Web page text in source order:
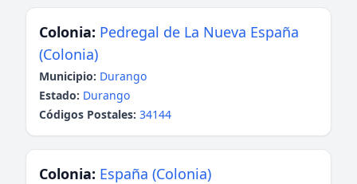
Colonia: Pedregal de La Nueva España
(Colonia)
Municipio: Durango
Estado: Durango
Códigos Postales: 34144
Colonia: España (Colonia)